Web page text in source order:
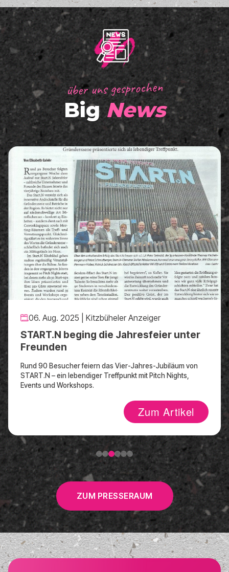
über uns gesprochen
BigNews
06. Aug. 2025 | Kitzbüheler Anzeiger
START.N beging die Jahresfeier unter
Freunden
Rund 90 Besucher feiern das Vier-Jahres-Jubiläum von
START.N – ein lebendiger Treffpunkt mit Pitch Nights,
Events und Workshops.
Zum Artikel
ZUM PRESSERAUM